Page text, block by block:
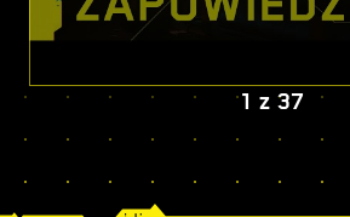
1 z 37